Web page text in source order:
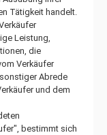
Tätigkeit handelt.
Leistung,
die
Verkäufer
Abrede
und dem
bestimmt sich